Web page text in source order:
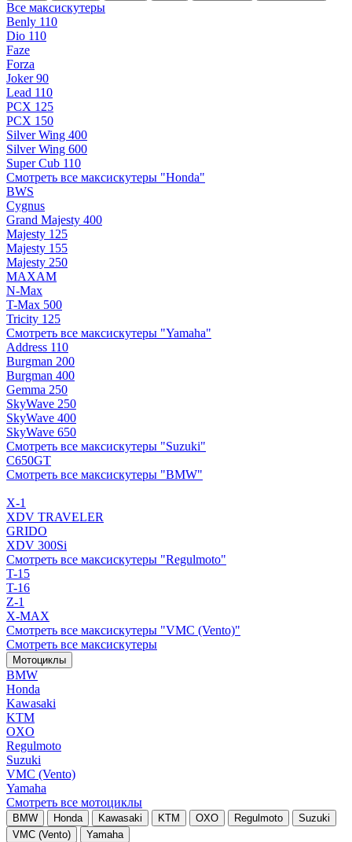
Все максискутеры
Benly 110
Dio 110
Faze
Forza
Joker 90
Lead 110
PCX 125
PCX 150
Silver Wing 400
Silver Wing 600
Super Cub 110
Смотреть все максискутеры "Honda"
BWS
Cygnus
Grand Majesty 400
Majesty 125
Majesty 155
Majesty 250
MAXAM
N-Max
T-Max 500
Tricity 125
Смотреть все максискутеры "Yamaha"
Address 110
Burgman 200
Burgman 400
Gemma 250
SkyWave 250
SkyWave 400
SkyWave 650
Смотреть все максискутеры "Suzuki"
C650GT
Смотреть все максискутеры "BMW"
X-1
XDV TRAVELER
GRIDO
XDV 300Si
Смотреть все максискутеры "Regulmoto"
T-15
T-16
Z-1
X-MAX
Смотреть все максискутеры "VMC (Vento)"
Смотреть все максискутеры
Мотоциклы
BMW
Honda
Kawasaki
KTM
OXO
Regulmoto
Suzuki
VMC (Vento)
Yamaha
Смотреть все мотоциклы
BMW Honda Kawasaki KTM OXO Regulmoto
Suzuki
VMC (Vento)
Yamaha